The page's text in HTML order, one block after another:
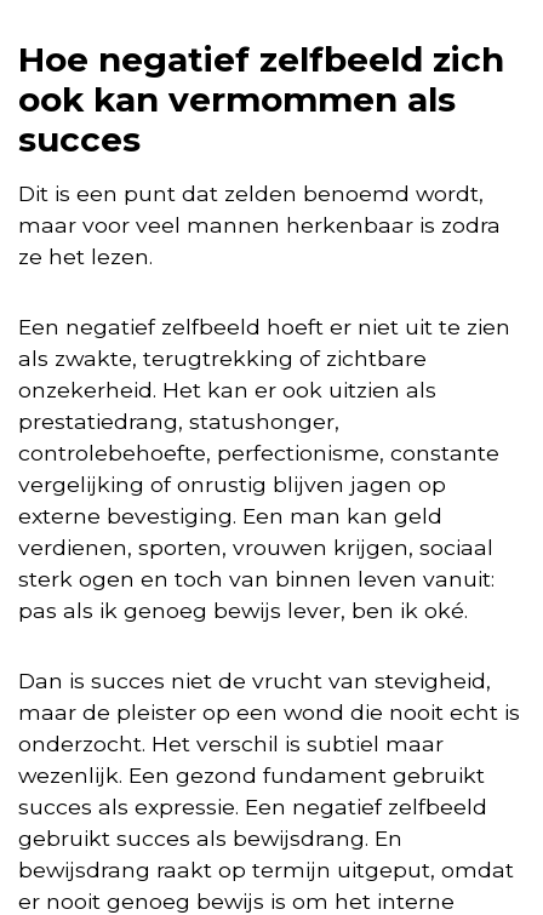
Hoe negatief zelfbeeld zich
ook kan vermommen als
succes
Dit is een punt dat zelden benoemd wordt,
maar voor veel mannen herkenbaar is zodra
ze het lezen.
Een negatief zelfbeeld hoeft er niet uit te zien
als zwakte, terugtrekking of zichtbare
onzekerheid. Het kan er ook uitzien als
prestatiedrang, statushonger,
controlebehoefte, perfectionisme, constante
vergelijking of onrustig blijven jagen op
externe bevestiging. Een man kan geld
verdienen, sporten, vrouwen krijgen, sociaal
sterk ogen en toch van binnen leven vanuit:
pas als ik genoeg bewijs lever, ben ik oké.
Dan is succes niet de vrucht van stevigheid,
maar de pleister op een wond die nooit echt is
onderzocht. Het verschil is subtiel maar
wezenlijk. Een gezond fundament gebruikt
succes als expressie. Een negatief zelfbeeld
gebruikt succes als bewijsdrang. En
bewijsdrang raakt op termijn uitgeput, omdat
er nooit genoeg bewijs is om het interne